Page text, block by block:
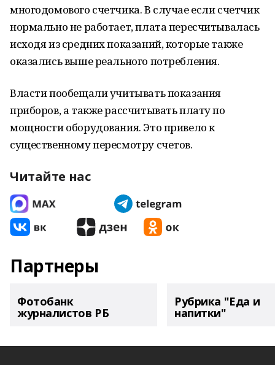
многодомового счетчика. В случае если счетчик
нормально не работает, плата пересчитывалась
исходя из средних показаний, которые также
оказались выше реального потребления.
Власти пообещали учитывать показания
приборов, а также рассчитывать плату по
мощности оборудования. Это привело к
существенному пересмотру счетов.
Читайте нас
Партнеры
Фотобанк
журналистов РБ
Рубрика "Еда и
напитки"